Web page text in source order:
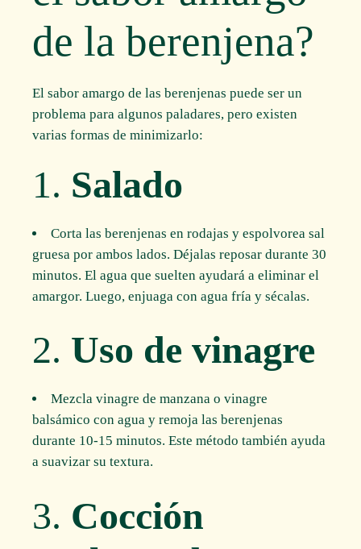
de la berenjena?
El sabor amargo de las berenjenas puede ser un
problema para algunos paladares, pero existen
varias formas de minimizarlo:
1. Salado
Corta las berenjenas en rodajas y espolvorea sal
gruesa por ambos lados. Déjalas reposar durante 30
minutos. El agua que suelten ayudará a eliminar el
amargor. Luego, enjuaga con agua fría y sécalas.
2. Uso de vinagre
Mezcla vinagre de manzana o vinagre
balsámico con agua y remoja las berenjenas
durante 10-15 minutos. Este método también ayuda
a suavizar su textura.
3. Cocción